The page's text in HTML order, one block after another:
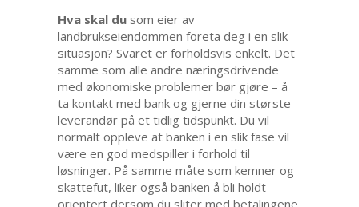
Hva skal du som eier av
landbrukseiendommen foreta deg i en slik
situasjon? Svaret er forholdsvis enkelt. Det
samme som alle andre næringsdrivende
med økonomiske problemer bør gjøre – å
ta kontakt med bank og gjerne din største
leverandør på et tidlig tidspunkt. Du vil
normalt oppleve at banken i en slik fase vil
være en god medspiller i forhold til
løsninger. På samme måte som kemner og
skattefut, liker også banken å bli holdt
orientert dersom du sliter med betalingene.